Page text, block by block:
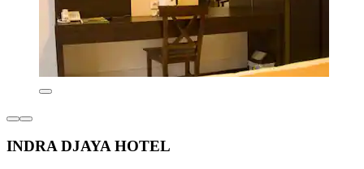
INDRA DJAYA HOTEL